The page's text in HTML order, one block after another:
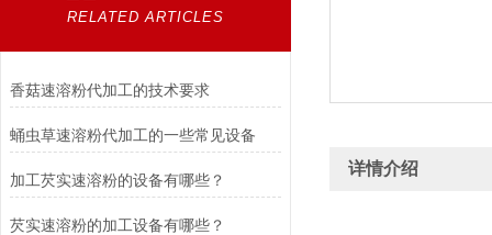
RELATED ARTICLES
香菇速溶粉代加工的技术要求
蛹虫草速溶粉代加工的一些常见设备
加工芡实速溶粉的设备有哪些？
芡实速溶粉的加工设备有哪些？
详情介绍